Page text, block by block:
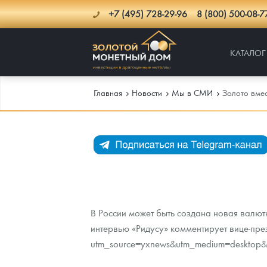
+7 (495) 728-29-96 8 (800) 500-08-
КАТАЛОГ
Каталог
Монеты Россия и СССР
Памятные и старинные монеты
Памятные монеты России и СССР
Монеты и жетоны ЗМД
Подлинность монет
Клуб ЗМД
Услуги
Подбор монет
Новости
Главная Новости Мы в СМИ Золото
В России может быть создана новая
интервью «Ридусу» комментирует вице-